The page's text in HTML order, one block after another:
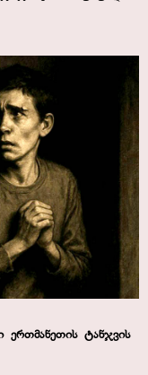
ტანჯვის